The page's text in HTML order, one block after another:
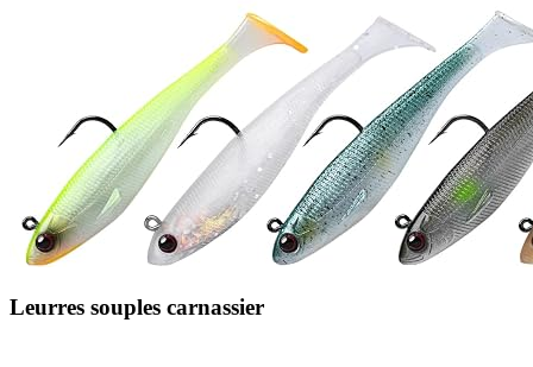
Leurres souples carnassier